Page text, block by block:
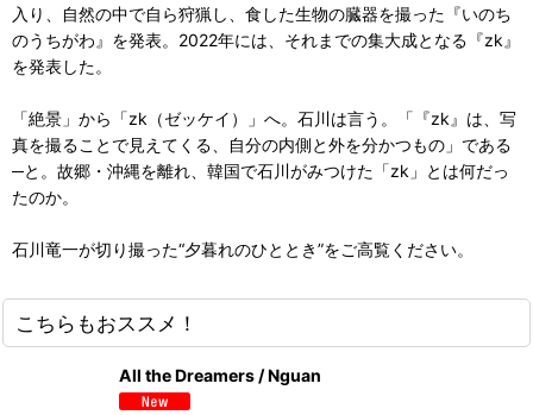
入り、自然の中で自ら狩猟し、食した生物の臓器を撮った『いのち
のうちがわ』を発表。2022年には、それまでの集大成となる『zk』
を発表した。
「絶景」から「zk（ゼッケイ）」へ。石川は言う。「『zk』は、写
真を撮ることで見えてくる、自分の内側と外を分かつもの」である
─と。故郷・沖縄を離れ、韓国で石川がみつけた「zk」とは何だっ
たのか。
石川竜一が切り撮った“夕暮れのひととき”をご高覧ください。
こちらもおススメ！
All the Dreamers / Nguan